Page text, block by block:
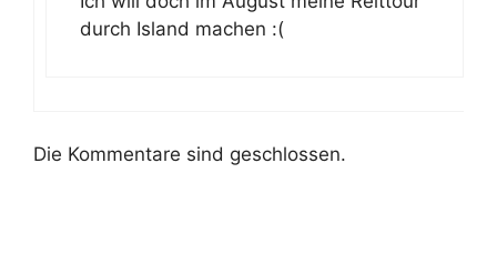
durch Island machen :(
Die Kommentare sind geschlossen.